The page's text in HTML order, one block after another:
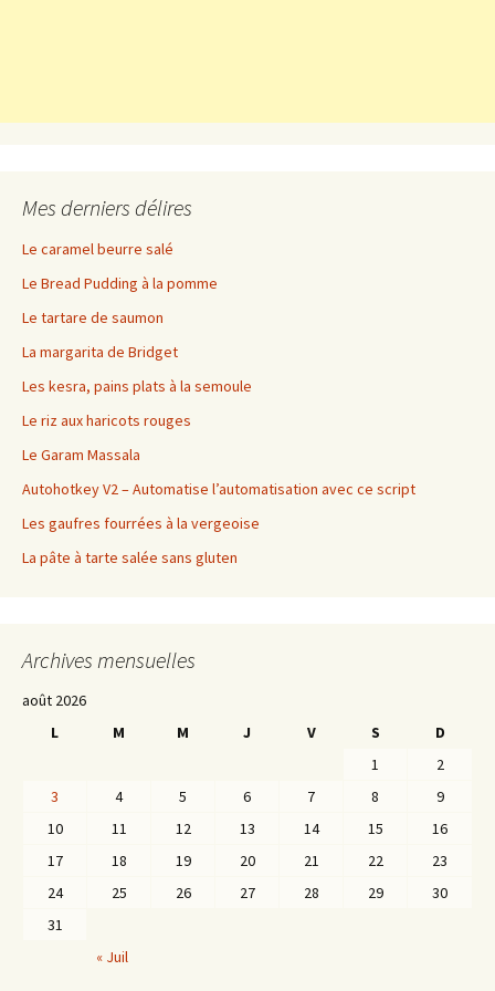
Mes derniers délires
Le caramel beurre salé
Le Bread Pudding à la pomme
Le tartare de saumon
La margarita de Bridget
Les kesra, pains plats à la semoule
Le riz aux haricots rouges
Le Garam Massala
Autohotkey V2 – Automatise l’automatisation avec ce script
Les gaufres fourrées à la vergeoise
La pâte à tarte salée sans gluten
Archives mensuelles
août 2026
L
M M J V S
D
1
2
3
4 5 6 7 8
9
10
11 12 13 14 15
16
17
18 19 20 21 22
23
24
25 26 27 28 29
30
31
« Juil